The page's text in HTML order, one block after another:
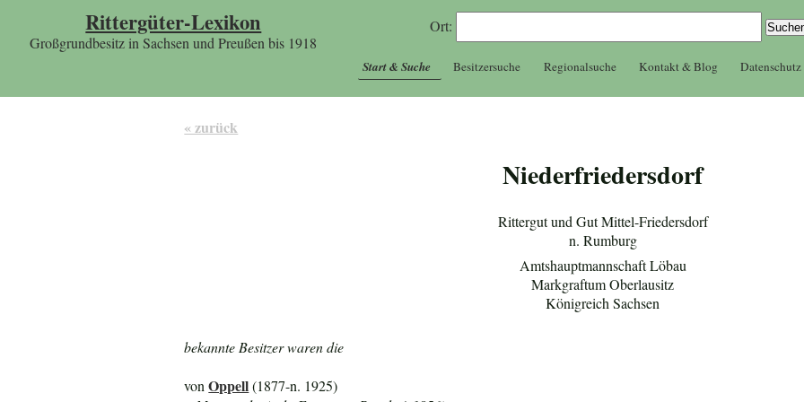
Rittergüter-Lexikon
Großgrundbesitz in Sachsen und Preußen bis 1918
Ort:
Start & Suche Besitzersuche Regionalsuche Kontakt & Blog Datenschutz
« zurück
Niederfriedersdorf
Rittergut und Gut Mittel-Friedersdorf
n. Rumburg
Amtshauptmannschaft Löbau
Markgraftum Oberlausitz
Königreich Sachsen
bekannte Besitzer waren die
vonOppell(1877-n. 1925)